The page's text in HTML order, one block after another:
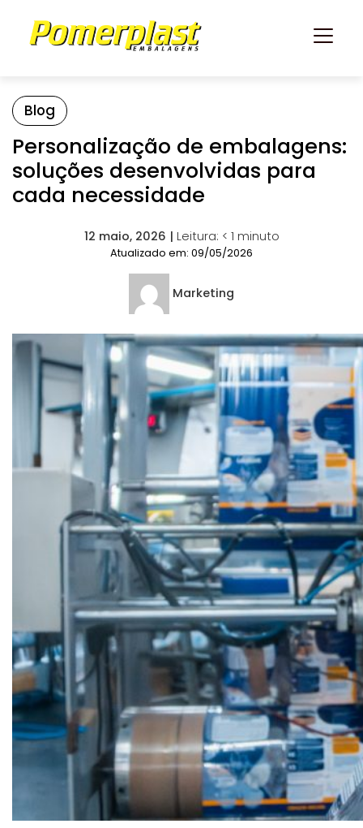
Blog
Personalização de embalagens:
soluções desenvolvidas para
cada necessidade
Marketing
12 maio, 2026 | Leitura: < 1 minuto
Atualizado em: 09/05/2026